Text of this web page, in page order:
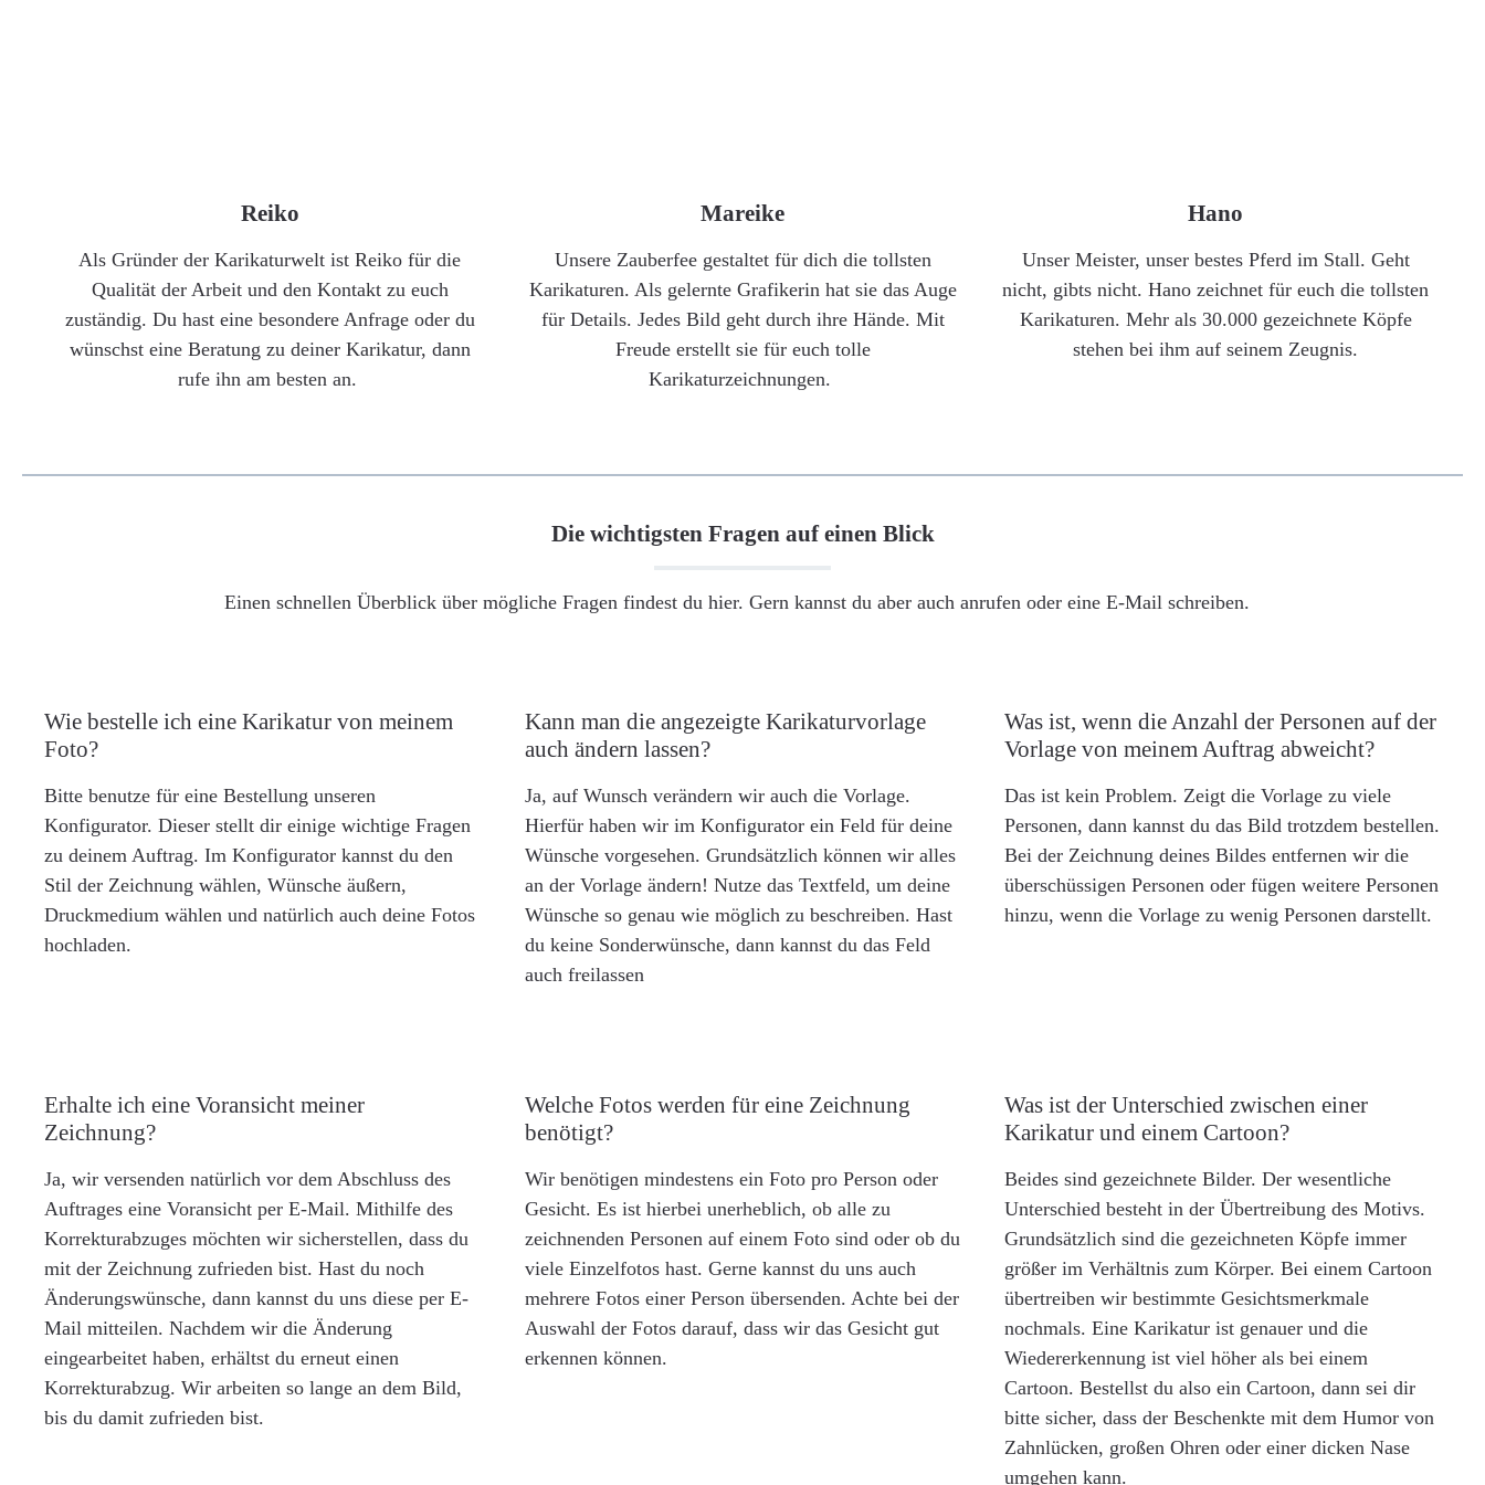
Reiko
Als Gründer der Karikaturwelt ist Reiko für die
Qualität der Arbeit und den Kontakt zu euch
zuständig. Du hast eine besondere Anfrage oder du
wünschst eine Beratung zu deiner Karikatur, dann
rufe ihn am besten an.
Mareike
Unsere Zauberfee gestaltet für dich die tollsten
Karikaturen. Als gelernte Grafikerin hat sie das Auge
für Details. Jedes Bild geht durch ihre Hände. Mit
Freude erstellt sie für euch tolle
Karikaturzeichnungen.
Hano
Unser Meister, unser bestes Pferd im Stall. Geht
nicht, gibts nicht. Hano zeichnet für euch die tollsten
Karikaturen. Mehr als 30.000 gezeichnete Köpfe
stehen bei ihm auf seinem Zeugnis.
Die wichtigsten Fragen auf einen Blick
Einen schnellen Überblick über mögliche Fragen findest du hier. Gern kannst du aber auch anrufen oder eine E-Mail schreiben.
Wie bestelle ich eine Karikatur von meinem
Foto?
Bitte benutze für eine Bestellung unseren
Konfigurator. Dieser stellt dir einige wichtige Fragen
zu deinem Auftrag. Im Konfigurator kannst du den
Stil der Zeichnung wählen, Wünsche äußern,
Druckmedium wählen und natürlich auch deine Fotos
hochladen.
Kann man die angezeigte Karikaturvorlage
auch ändern lassen?
Ja, auf Wunsch verändern wir auch die Vorlage.
Hierfür haben wir im Konfigurator ein Feld für deine
Wünsche vorgesehen. Grundsätzlich können wir alles
an der Vorlage ändern! Nutze das Textfeld, um deine
Wünsche so genau wie möglich zu beschreiben. Hast
du keine Sonderwünsche, dann kannst du das Feld
auch freilassen
Was ist, wenn die Anzahl der Personen auf der
Vorlage von meinem Auftrag abweicht?
Das ist kein Problem. Zeigt die Vorlage zu viele
Personen, dann kannst du das Bild trotzdem bestellen.
Bei der Zeichnung deines Bildes entfernen wir die
überschüssigen Personen oder fügen weitere Personen
hinzu, wenn die Vorlage zu wenig Personen darstellt.
Erhalte ich eine Voransicht meiner
Zeichnung?
Ja, wir versenden natürlich vor dem Abschluss des
Auftrages eine Voransicht per E-Mail. Mithilfe des
Korrekturabzuges möchten wir sicherstellen, dass du
mit der Zeichnung zufrieden bist. Hast du noch
Änderungswünsche, dann kannst du uns diese per E-
Mail mitteilen. Nachdem wir die Änderung
eingearbeitet haben, erhältst du erneut einen
Korrekturabzug. Wir arbeiten so lange an dem Bild,
bis du damit zufrieden bist.
Welche Fotos werden für eine Zeichnung
benötigt?
Wir benötigen mindestens ein Foto pro Person oder
Gesicht. Es ist hierbei unerheblich, ob alle zu
zeichnenden Personen auf einem Foto sind oder ob du
viele Einzelfotos hast. Gerne kannst du uns auch
mehrere Fotos einer Person übersenden. Achte bei der
Auswahl der Fotos darauf, dass wir das Gesicht gut
erkennen können.
Was ist der Unterschied zwischen einer
Karikatur und einem Cartoon?
Beides sind gezeichnete Bilder. Der wesentliche
Unterschied besteht in der Übertreibung des Motivs.
Grundsätzlich sind die gezeichneten Köpfe immer
größer im Verhältnis zum Körper. Bei einem Cartoon
übertreiben wir bestimmte Gesichtsmerkmale
nochmals. Eine Karikatur ist genauer und die
Wiedererkennung ist viel höher als bei einem
Cartoon. Bestellst du also ein Cartoon, dann sei dir
bitte sicher, dass der Beschenkte mit dem Humor von
Zahnlücken, großen Ohren oder einer dicken Nase
umgehen kann.